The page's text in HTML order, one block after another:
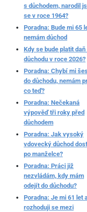
s důchodem, narodil
se v roce 1964?
Poradna: Bude mi 65
nemám důchod
Kdy se bude platit daň
důchodu v roce 2026?
Poradna: Chybí mi
do důchodu, nemám
co teď?
Poradna: Nečekaná
výpověď tři roky před
důchodem
Poradna: Jak vysoký
vdovecký důchod
po manželce?
Poradna: Práci již
nezvládám, kdy mám
odejít do důchodu?
Poradna: Je mi 61 let
rozhoduji se mezi